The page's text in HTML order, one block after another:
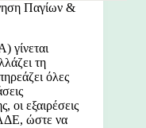
Παγίων &
γίνεται
τη
όλες
οι εξαιρέσεις
ώστε να